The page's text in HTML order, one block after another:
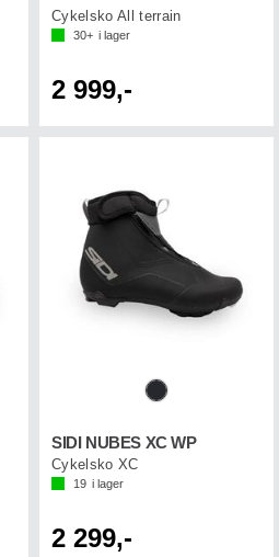
Cykelsko All terrain
30+ i lager
2 999,-
SIDI NUBES XC WP
Cykelsko XC
19 i lager
2 299,-